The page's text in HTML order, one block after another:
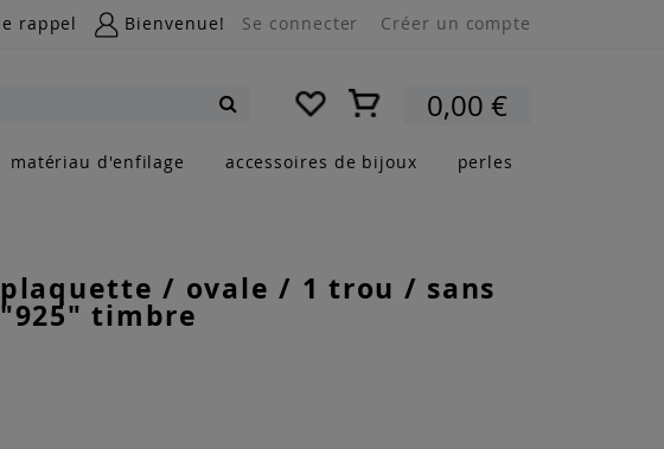
rappel Bienvenue! Se connecter Créer un compte
Mon panier0,00 €
matériau d'enfilage accessoires de bijoux perles
plaquette / ovale / 1 trou / sans
"925" timbre